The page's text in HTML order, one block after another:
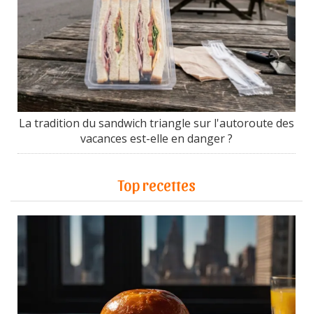
La tradition du sandwich triangle sur l'autoroute des
vacances est-elle en danger ?
Top recettes